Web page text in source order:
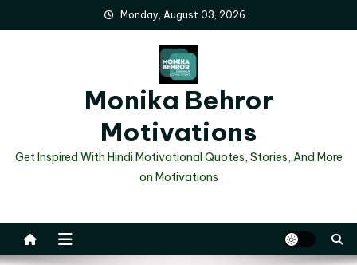
to
Monday, August 03, 2026
Monika Behror
Motivations
Get Inspired With Hindi Motivational Quotes, Stories, And More
on Motivations